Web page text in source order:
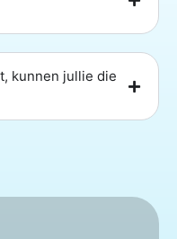
kunnen jullie die